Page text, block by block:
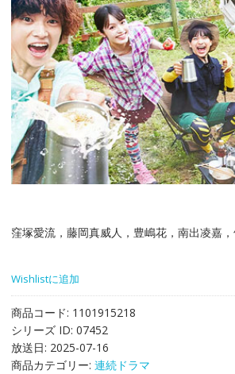
窪塚愛流，藤岡真威人，豊嶋花，南出凌嘉
Wishlistに追加
商品コード: 1101915218
シリーズ ID: 07452
放送日: 2025-07-16
商品カテゴリー: 連続ドラマ